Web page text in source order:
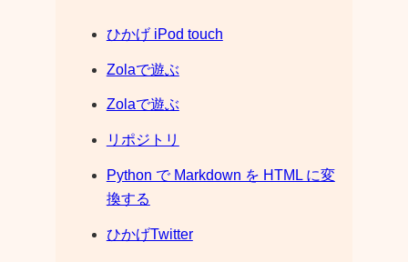
ひかげ iPod touch
Zolaで遊ぶ
Zolaで遊ぶ
リポジトリ
Python で Markdown を HTML に変
換する
ひかげTwitter